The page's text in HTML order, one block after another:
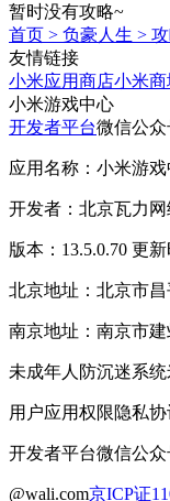
暂时没有攻略~
首页 > 负豪人生 >
友情链接
小米应用商店小米商
小米游戏中心
开发者平台微信公众
应用名称：小米游
开发者：北京瓦力网
版本：13.5.0.70 更
北京地址：北京市
南京地址：南京市
未成年人防沉迷系统
用户应用权限隐私协
开发者平台微信公众
@wali.com京ICP证